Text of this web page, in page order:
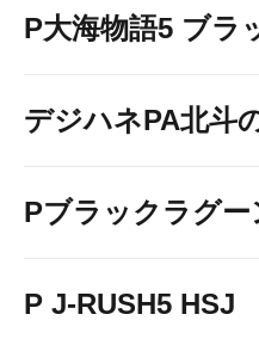
P大海物語5 ブラ
デジハネPA北斗
Pブラックラグ
P J-RUSH5 HSJ